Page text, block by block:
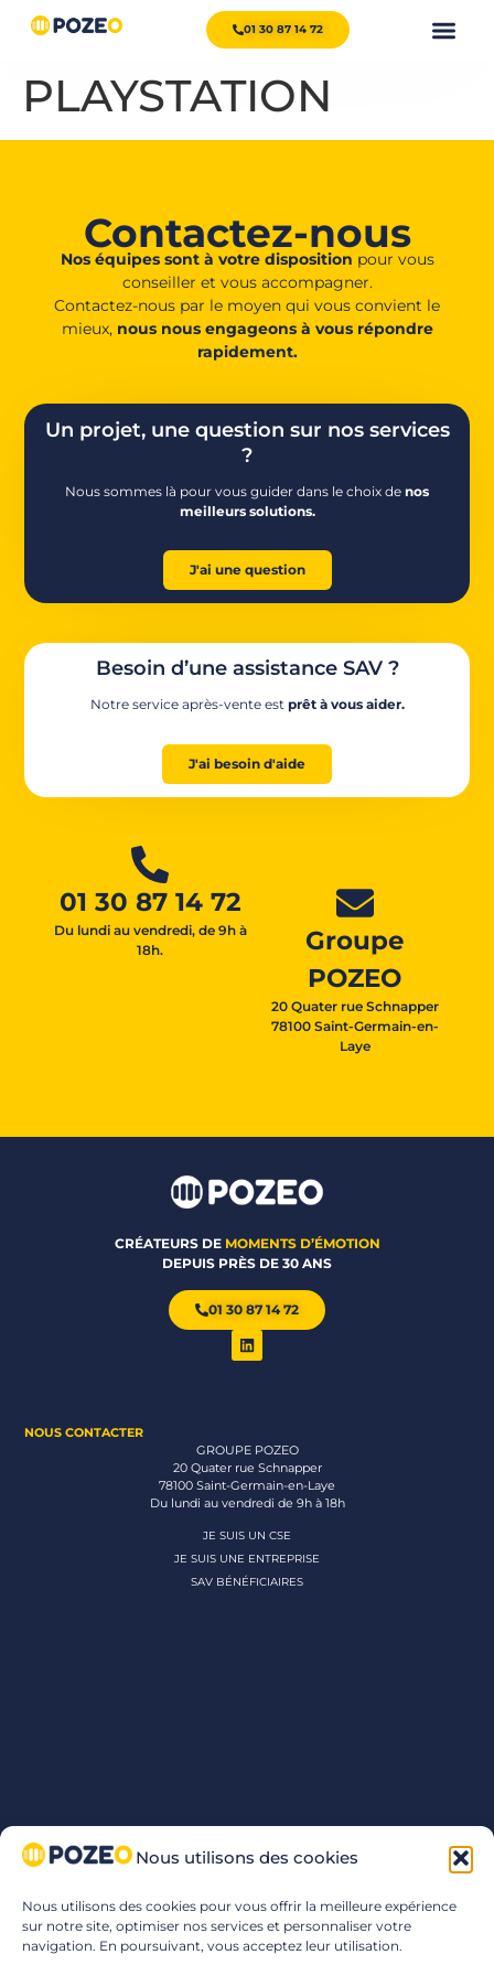
Nous utilisons des cookies
Nous utilisons des cookies pour vous offrir la meilleure expérience
sur notre site, optimiser nos services et personnaliser votre
navigation. En poursuivant, vous acceptez leur utilisation.
01 30 87 14 72
PLAYSTATION
Contactez-nous
Nos équipes sont à votre disposition pour vous
conseiller et vous accompagner.
Contactez-nous par le moyen qui vous convient le
mieux, nous nous engageons à vous répondre
rapidement.
Un projet, une question sur nos services
?
Nous sommes là pour vous guider dans le choix de nos
meilleurs solutions.
J'ai une question
Besoin d’une assistance SAV ?
Notre service après-vente est prêt à vous aider.
J'ai besoin d'aide
01 30 87 14 72
Du lundi au vendredi, de 9h à
18h.
Groupe
POZEO
20 Quater rue Schnapper
78100 Saint-Germain-en-
Laye
CRÉATEURS DE MOMENTS D’ÉMOTION
DEPUIS PRÈS DE 30 ANS
01 30 87 14 72
NOUS CONTACTER
GROUPE POZEO
20 Quater rue Schnapper
78100 Saint-Germain-en-Laye
Du lundi au vendredi de 9h à 18h
JE SUIS UN CSE
JE SUIS UNE ENTREPRISE
SAV BÉNÉFICIAIRES